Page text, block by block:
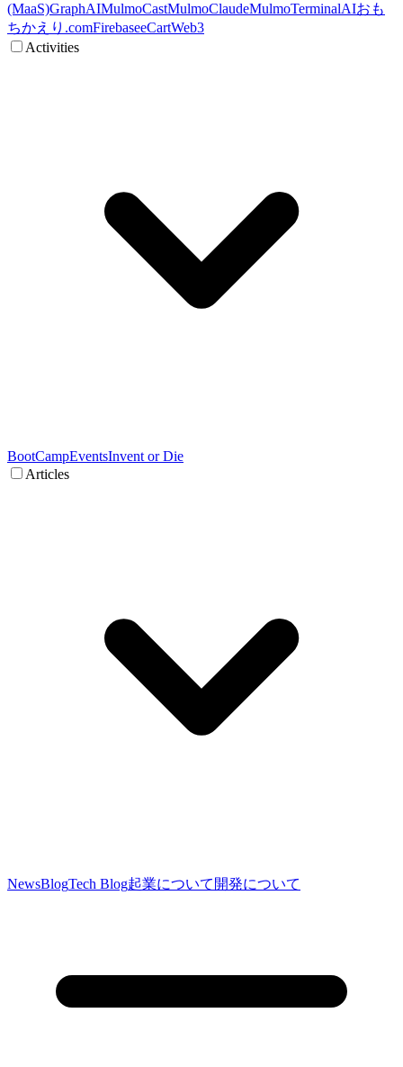
(MaaS)GraphAIMulmoCastMulmoClaudeMulmoTerminalAIおも
ちかえり.comFirebaseeCartWeb3
Activities
BootCampEventsInvent or Die
Articles
NewsBlogTech Blog起業について 開発について